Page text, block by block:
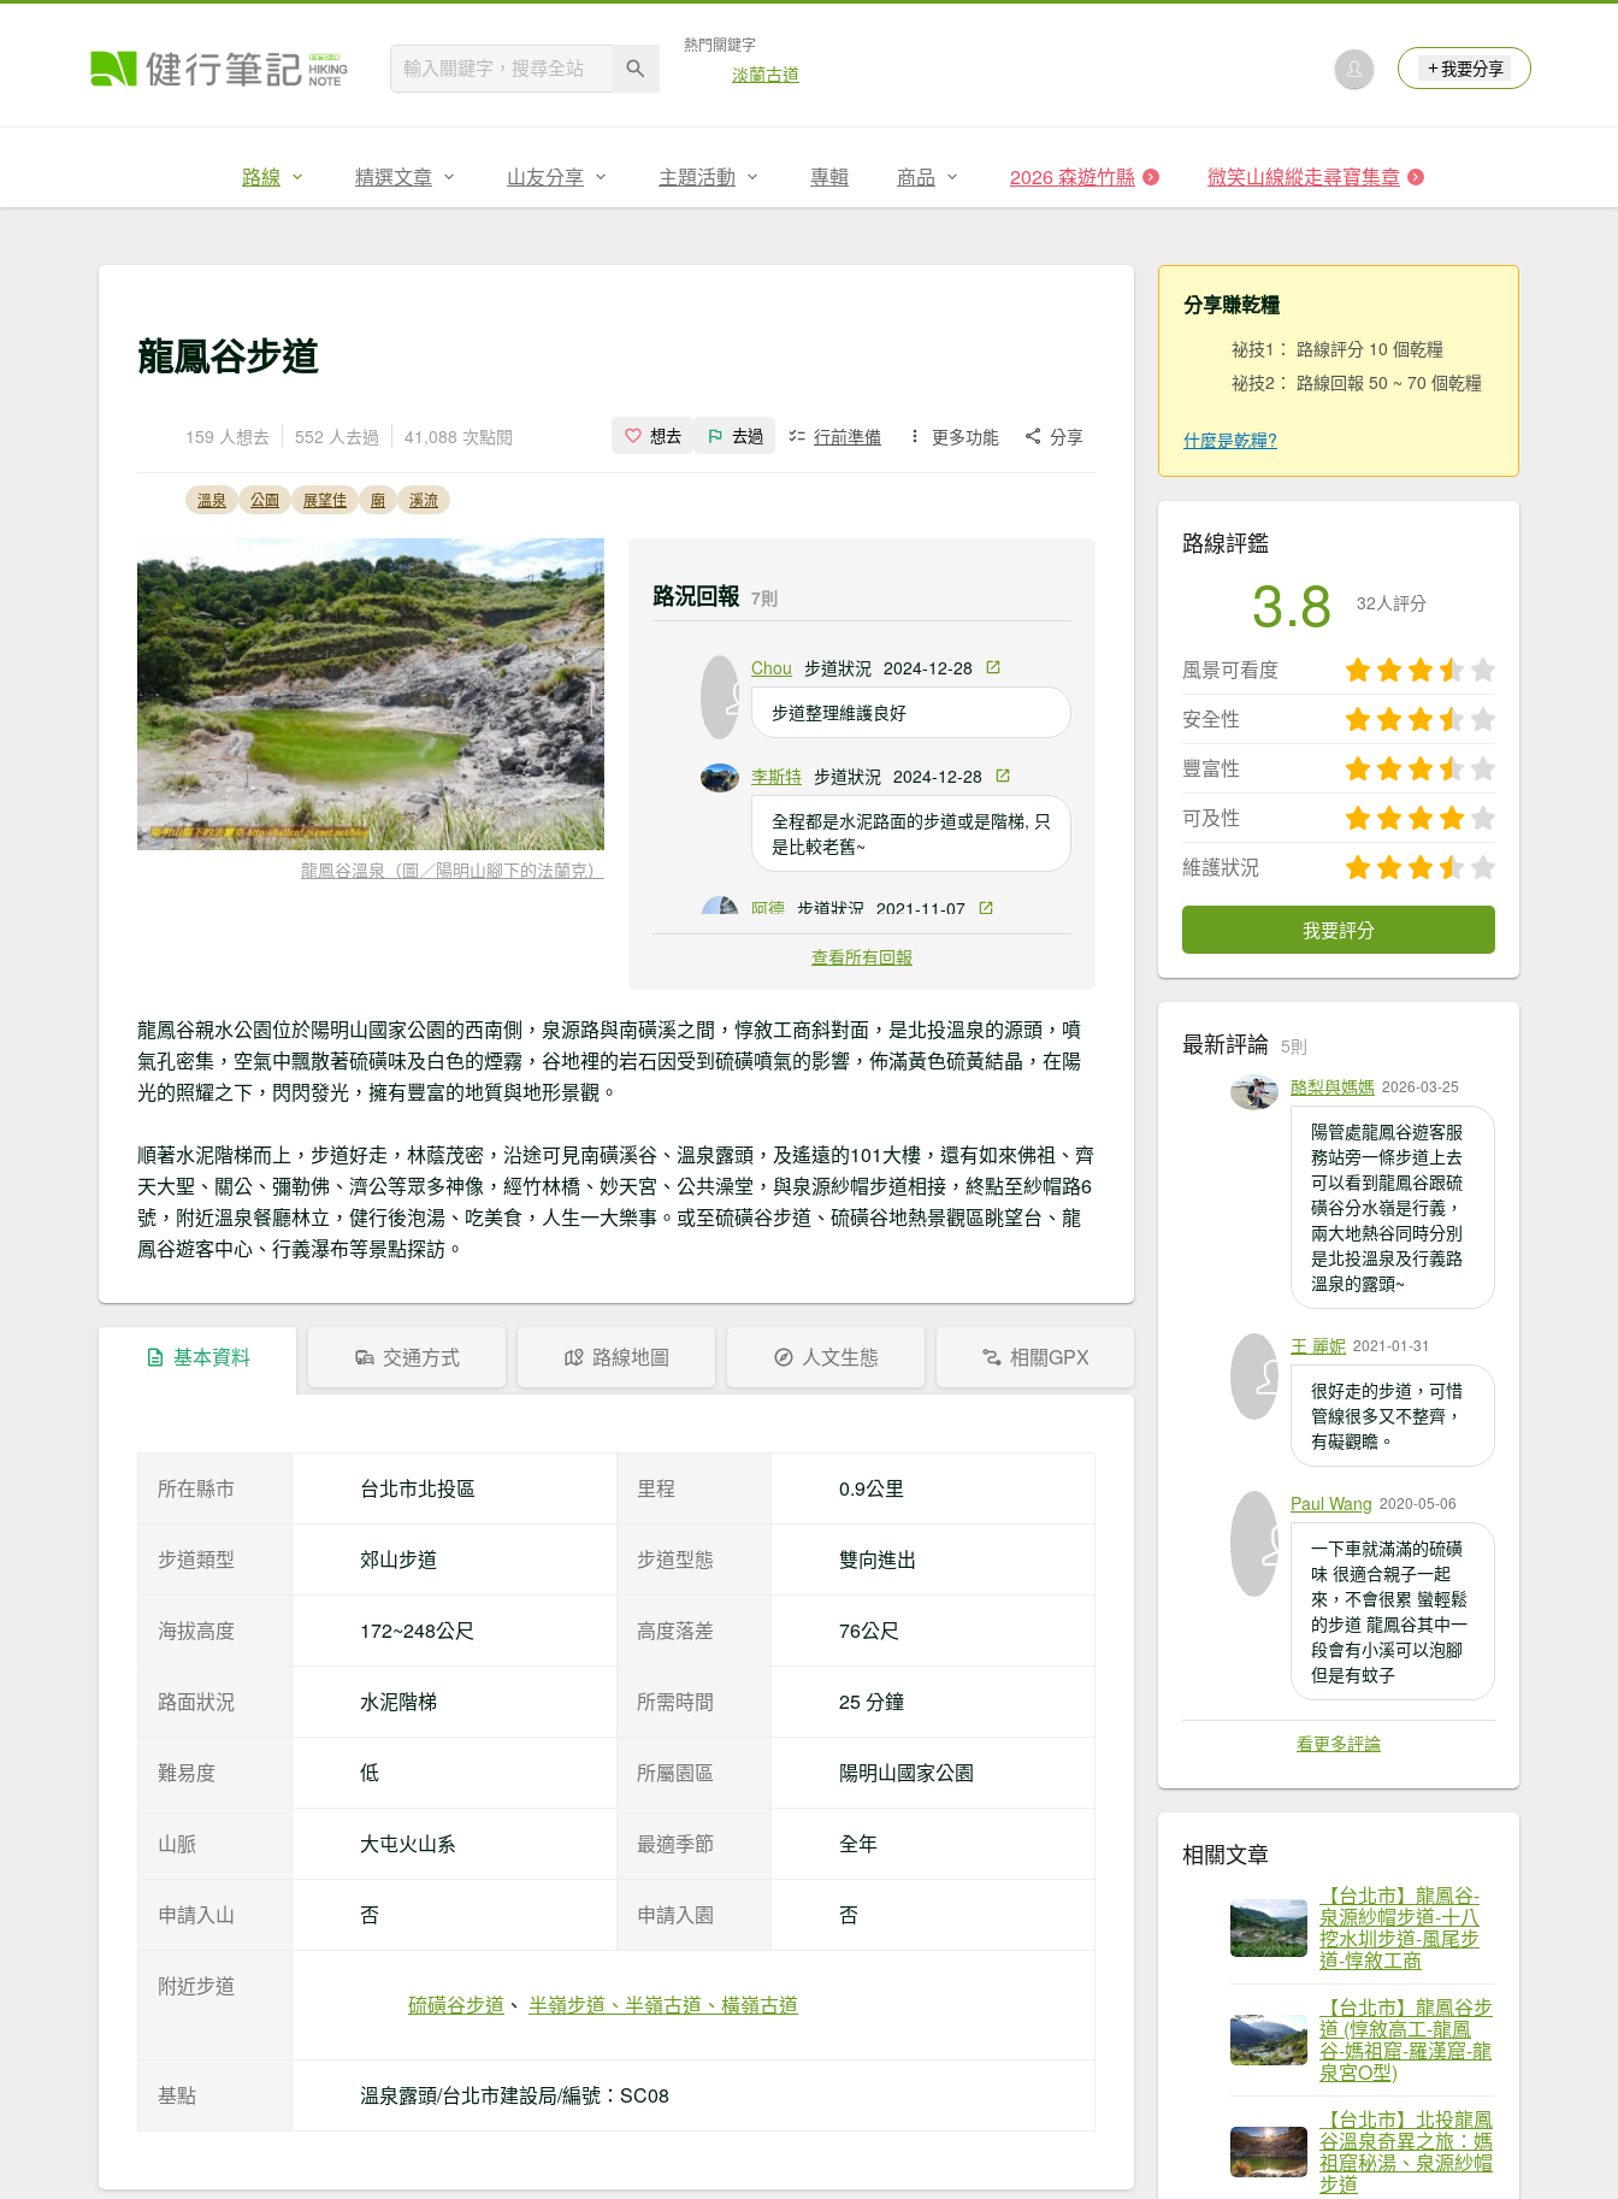
熱門關鍵字
淡蘭古道 我要分享
路線 精選文章 山友分享 主題活動 專輯 商品 2026 森遊竹縣 微笑山線縱走尋寶集章
龍鳳谷步道
159 人想去 552 人去過 41,088 次點閱 想去 去過 行前準備 更多功能 分享
溫泉 公園 展望佳 廟 溪流
龍鳳谷溫泉（圖／陽明山腳下的法蘭克）
路況回報 7則
Chou 步道狀況 2024-12-28
步道整理維護良好
李斯特 步道狀況 2024-12-28
全程都是水泥路面的步道或是階梯, 只
是比較老舊~
阿德 步道狀況 2021-11-07
由龍鳳谷遊客服務站走到紗帽路出口,
一點
查看所有回報
龍鳳谷親水公園位於陽明山國家公園的西南側，泉源路與南磺溪之間，惇敘工商斜對面，是北投溫泉的源頭，噴
氣孔密集，空氣中飄散著硫磺味及白色的煙霧，谷地裡的岩石因受到硫磺噴氣的影響，佈滿黃色硫黃結晶，在陽
光的照耀之下，閃閃發光，擁有豐富的地質與地形景觀。
順著水泥階梯而上，步道好走，林蔭茂密，沿途可見南磺溪谷、溫泉露頭，及遙遠的101大樓，還有如來佛祖、齊
天大聖、關公、彌勒佛、濟公等眾多神像，經竹林橋、妙天宮、公共澡堂，與泉源紗帽步道相接，終點至紗帽路6
號，附近溫泉餐廳林立，健行後泡湯、吃美食，人生一大樂事。或至硫磺谷步道、硫磺谷地熱景觀區眺望台、龍
鳳谷遊客中心、行義瀑布等景點探訪。
基本資料 交通方式 路線地圖 人文生態 相關GPX
所在縣市 台北市北投區 里程 0.9公里
步道類型 郊山步道 步道型態 雙向進出
海拔高度 172~248公尺 高度落差 76公尺
路面狀況 水泥階梯 所需時間 25 分鐘
難易度 低 所屬園區 陽明山國家公園
山脈 大屯火山系 最適季節 全年
申請入山 否 申請入園 否
附近步道
硫磺谷步道 半嶺步道、半嶺古道、橫嶺古道
基點 溫泉露頭/台北市建設局/編號：SC08
分享賺乾糧
祕技1： 路線評分 10 個乾糧
祕技2： 路線回報 50 ~ 70 個乾糧
什麼是乾糧?
路線評鑑
3.8 32人評分
風景可看度
安全性
豐富性
可及性
維護狀況
我要評分
最新評論 5則
酪梨與媽媽 2026-03-25
陽管處龍鳳谷遊客服
務站旁一條步道上去
可以看到龍鳳谷跟硫
磺谷分水嶺是行義，
兩大地熱谷同時分別
是北投溫泉及行義路
溫泉的露頭~
王 麗妮 2021-01-31
很好走的步道，可惜
管線很多又不整齊，
有礙觀瞻。
Paul Wang 2020-05-06
一下車就滿滿的硫磺
味 很適合親子一起
來，不會很累 蠻輕鬆
的步道 龍鳳谷其中一
段會有小溪可以泡腳
但是有蚊子
看更多評論
相關文章
【台北市】龍鳳谷-
泉源紗帽步道-十八
挖水圳步道-風尾步
道-惇敘工商
【台北市】龍鳳谷步
道 (惇敘高工-龍鳳
谷-媽祖窟-羅漢窟-龍
泉宮O型)
【台北市】北投龍鳳
谷溫泉奇異之旅：媽
祖窟秘湯、泉源紗帽
步道